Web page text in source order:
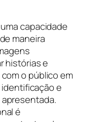
capacidade
maneira
histórias e
o público em
e
é